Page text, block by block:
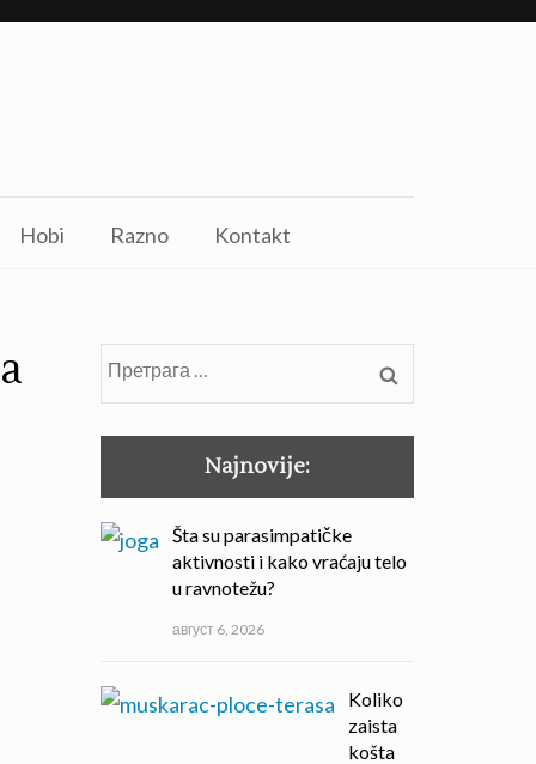
Hobi Razno Kontakt
Претрага
за:
Najnovije:
Šta su parasimpatičke
aktivnosti i kako vraćaju telo
u ravnotežu?
август 6, 2026
Koliko
zaista
košta